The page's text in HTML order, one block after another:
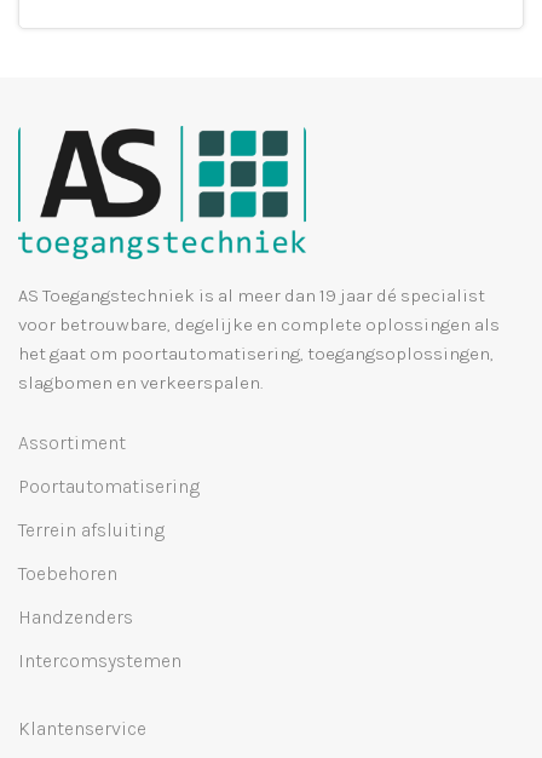
AS Toegangstechniek is al meer dan 19 jaar dé specialist
voor betrouwbare, degelijke en complete oplossingen als
het gaat om poortautomatisering, toegangsoplossingen,
slagbomen en verkeerspalen.
Assortiment
Poortautomatisering
Terrein afsluiting
Toebehoren
Handzenders
Intercomsystemen
Klantenservice